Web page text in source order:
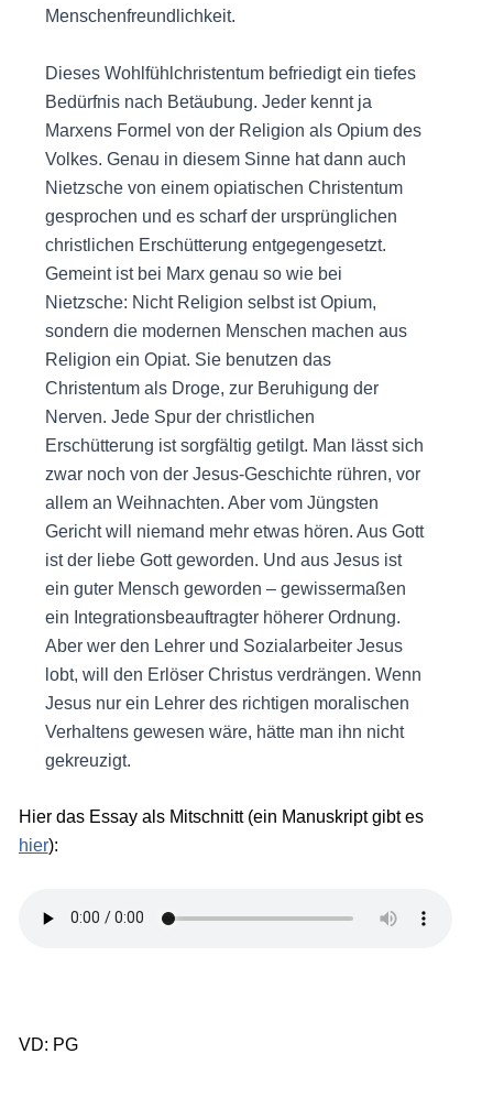
Menschenfreundlichkeit.
Dieses Wohlfühlchristentum befriedigt ein tiefes
Bedürfnis nach Betäubung. Jeder kennt ja
Marxens Formel von der Religion als Opium des
Volkes. Genau in diesem Sinne hat dann auch
Nietzsche von einem opiatischen Christentum
gesprochen und es scharf der ursprünglichen
christlichen Erschütterung entgegengesetzt.
Gemeint ist bei Marx genau so wie bei
Nietzsche: Nicht Religion selbst ist Opium,
sondern die modernen Menschen machen aus
Religion ein Opiat. Sie benutzen das
Christentum als Droge, zur Beruhigung der
Nerven. Jede Spur der christlichen
Erschütterung ist sorgfältig getilgt. Man lässt sich
zwar noch von der Jesus-Geschichte rühren, vor
allem an Weihnachten. Aber vom Jüngsten
Gericht will niemand mehr etwas hören. Aus Gott
ist der liebe Gott geworden. Und aus Jesus ist
ein guter Mensch geworden – gewissermaßen
ein Integrationsbeauftragter höherer Ordnung.
Aber wer den Lehrer und Sozialarbeiter Jesus
lobt, will den Erlöser Christus verdrängen. Wenn
Jesus nur ein Lehrer des richtigen moralischen
Verhaltens gewesen wäre, hätte man ihn nicht
gekreuzigt.
Hier das Essay als Mitschnitt (ein Manuskript gibt es
hier):
VD: PG